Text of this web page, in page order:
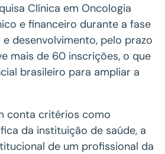
Clínica em Oncologia
e financeiro durante a fase
desenvolvimento, pelo prazo
mais de 60 inscrições, o que
brasileiro para ampliar a
conta critérios como
da instituição de saúde, a
de um profissional da